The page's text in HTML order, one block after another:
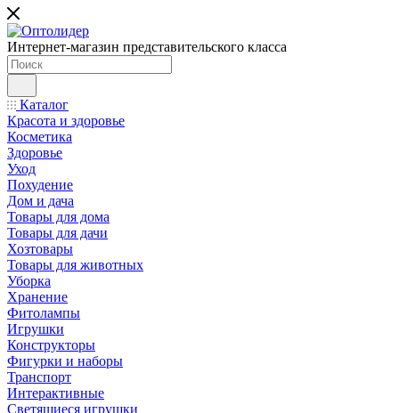
Интернет-магазин представительского класса
Каталог
Красота и здоровье
Косметика
Здоровье
Уход
Похудение
Дом и дача
Товары для дома
Товары для дачи
Хозтовары
Товары для животных
Уборка
Хранение
Фитолампы
Игрушки
Конструкторы
Фигурки и наборы
Транспорт
Интерактивные
Светящиеся игрушки